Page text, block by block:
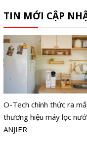
TIN MỚI CẬP
O-Tech chính thức ra
thương hiệu máy lọc
ANJIER